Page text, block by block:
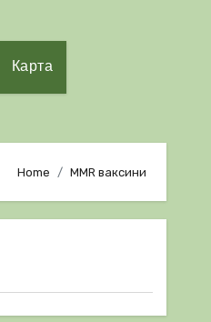
Карта
Home MMR ваксини